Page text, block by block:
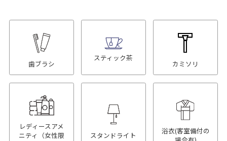
歯ブラシ
スティック茶
カミソリ
レディースアメ
ニティ（女性限
スタンドライト
浴衣(客室備付の